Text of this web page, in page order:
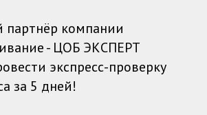
компании
- ЦОБ ЭКСПЕРТ
экспресс-проверку
за 5 дней!